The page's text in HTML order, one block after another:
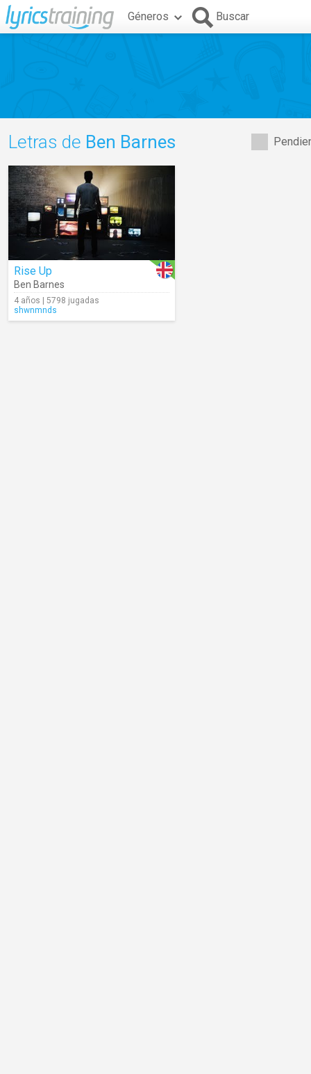
Géneros Buscar
Letras de Ben Barnes
Rise Up
Ben Barnes
4 años | 5798 jugadas
shwnmnds